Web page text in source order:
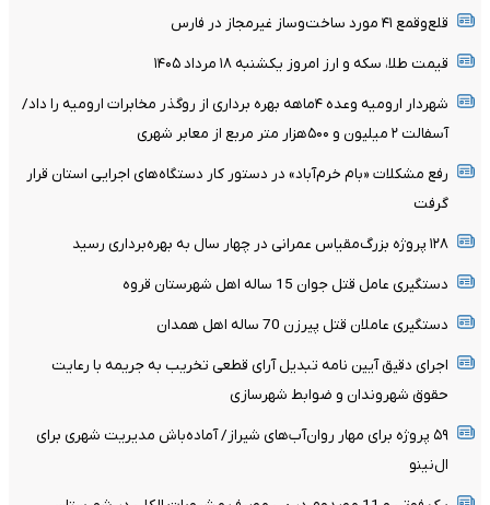
قلع‌وقمع ۴۱ مورد ساخت‌وساز غیرمجاز در فارس
قیمت طلا، سکه و ارز امروز یکشنبه ۱۸ مرداد ۱۴۰۵
شهردار ارومیه وعده ۴ماهه بهره برداری از روگذر مخابرات ارومیه را داد/
آسفالت ۲ میلیون و ۵۰۰هزار متر مربع از معابر شهری
رفع مشکلات «بام خرم‌آباد» در دستور کار دستگاه‌های اجرایی استان قرار
گرفت
۱۲۸ پروژه بزرگ‌مقیاس عمرانی در چهار سال به بهره‌برداری رسید
دستگیری عامل قتل جوان 15 ساله اهل شهرستان قروه
دستگیری عاملان قتل پیرزن 70 ساله اهل همدان
اجرای دقیق آیین نامه تبدیل آرای قطعی تخریب به جریمه با رعایت
حقوق شهروندان و ضوابط شهرسازی
۵۹ پروژه برای مهار روان‌آب‌های شیراز/ آماده‌باش مدیریت شهری برای
ال‌نینو